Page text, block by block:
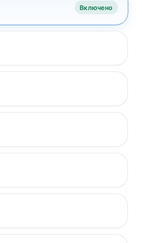
Включено